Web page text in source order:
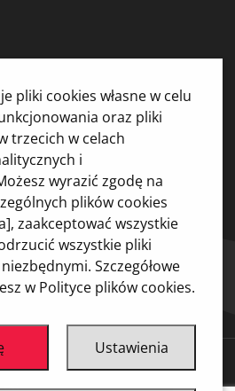
pliki cookies własne w celu
oraz pliki
trzecich w celach
i
wyrazić zgodę na
plików cookies
zaakceptować wszystkie
wszystkie pliki
Szczegółowe
w Polityce plików cookies.
Ustawienia